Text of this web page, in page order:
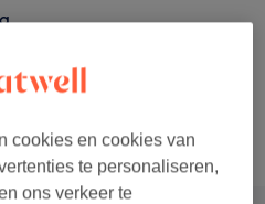
cookies en cookies van
te personaliseren,
ons verkeer te